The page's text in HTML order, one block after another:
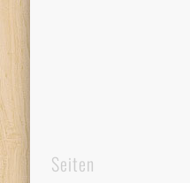
Seiten